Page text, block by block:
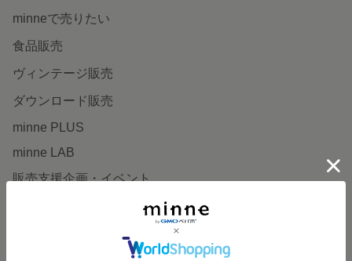
minneで売りたい
食品販売
ヴィンテージ販売
ダウンロード販売
minne PLUS
minne LAB
販売支援企画・イベント
minneとものづくりと